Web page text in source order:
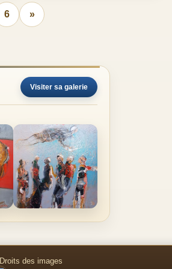
6 »
Visiter sa galerie
Droits des images